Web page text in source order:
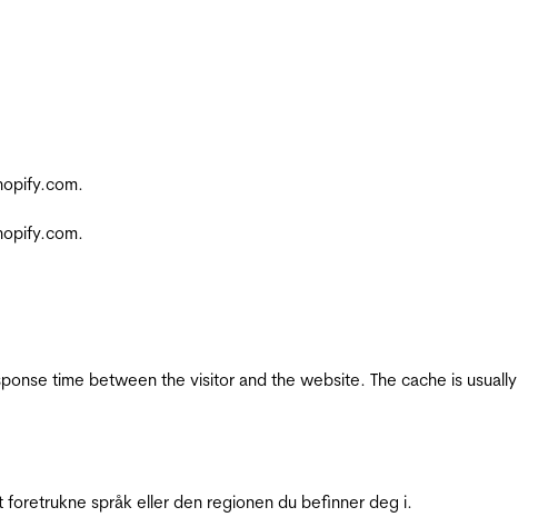
time between the visitor and the website. The cache is usually
språk eller den regionen du befinner deg i.